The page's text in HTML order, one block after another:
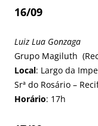
16/09
Luiz Lua Gonzaga
Grupo Magiluth
Local: Largo da
Srª do Rosário –
Horário: 17h